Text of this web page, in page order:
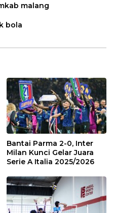
malang
bola
Bantai Parma 2-0, Inter
Milan Kunci Gelar Juara
Serie A Italia 2025/2026